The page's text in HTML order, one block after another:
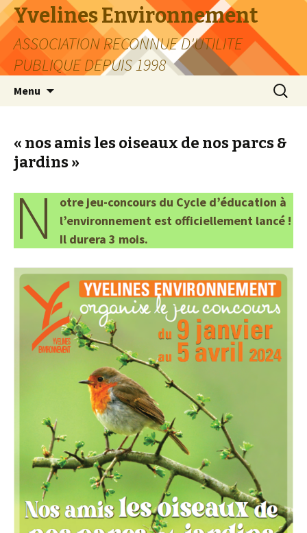
Yvelines Environnement
ASSOCIATION RECONNUE D'UTILITE
PUBLIQUE DEPUIS 1998
Menu
« nos amis les oiseaux de nos parcs &
jardins »
N otre jeu-concours du Cycle d’éducation à
l’environnement est officiellement lancé !
Il durera 3 mois.